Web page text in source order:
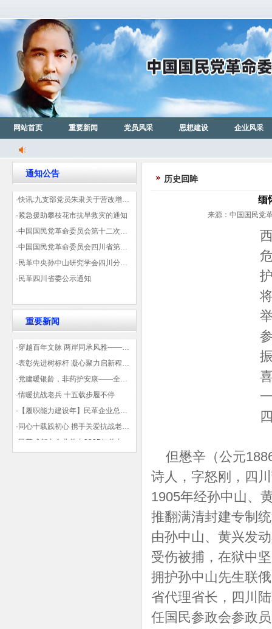
网站首页 重要新闻 党员风采 思想建设 企业风采
通知公告
·快讯:九支部党员朱隶关于营改增信息宣传力度的建议那篇已被省政协采用
·紧急援助攀枝花市抗旱救灾的通知
·中国国民党革命委员会第十二次全国代表大会代表登记表（下载）
·中国国民党革命委员会四川省第十一次代表大会代表登记表（下载）
·民革中央孙中山研究学会四川分会领导机构及成员名单
·民革四川省委公示通知
重要新闻
·穿越百年文脉 两岸同承风雅——民革四川省委会“中山天府大讲堂”第三讲在蓉举办
·表彰先进树标杆 凝心聚力启新程——民革企业总支部参加2025年度先进表彰大会有感
·党建暖银龄，非药护安康——全球健康公益大讲堂温情纪实
·情暖抗战老兵 十五载步履不停
·【履职能力建设年】民革企业总支部联合多地民革基层组织发起“夏日送清凉”活动 致敬“乡镇美容师”
·同心十载践初心 携手关爱抗战老兵——民革企业总支部 十年帮扶抗战老兵工作纪实
历史回眸
缅
来源：中国国民党
但懋辛（公元
诗人，字怒刚，四
1905年经孙中山、
推翻满清封建专制
由孙中山、黄兴发
受伤被捕，在狱中
拥护孙中山先生联
省代理省长，四川
任国民参政会参政